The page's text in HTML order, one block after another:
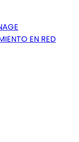
EN RED